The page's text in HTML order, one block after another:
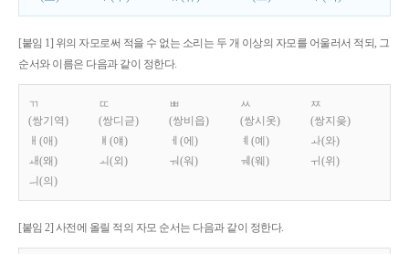
[붙임 1] 위의 자모로써 적을 수 없는 소리는 두 개 이상의 자모를 어울러서 적되, 그
순서와 이름은 다음과 같이 정한다.
ㄲ
(쌍기역)
ㄸ
(쌍디귿)
ㅃ
(쌍비읍)
ㅆ
(쌍시옷)
ㅉ
(쌍지읒)
ㅐ(애)
ㅒ(얘) ㅔ(에) ㅖ(예)
ㅘ(와)
ㅙ(왜)
ㅚ(외) ㅝ(워) ㅞ(웨)
ㅟ(위)
ㅢ(의)
[붙임 2] 사전에 올릴 적의 자모 순서는 다음과 같이 정한다.